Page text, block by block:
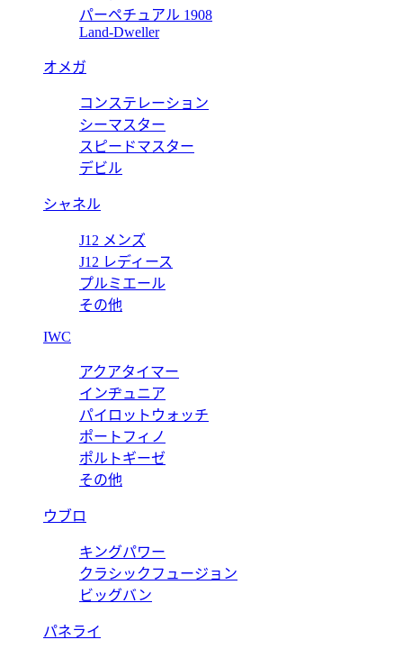
マリーナ 3デイズ PAM01499 【2018年新作】
3デイズGMT アッチャイオ PAM01535 【2018年新作】
パーペチュアル 1908
Land-Dweller
オメガ
コンステレーション
シーマスター
スピードマスター
デビル
シャネル
J12 メンズ
J12 レディース
プルミエール
その他
IWC
アクアタイマー
インヂュニア
パイロットウォッチ
ポートフィノ
ポルトギーゼ
その他
ウブロ
キングパワー
クラシックフュージョン
ビッグバン
パネライ